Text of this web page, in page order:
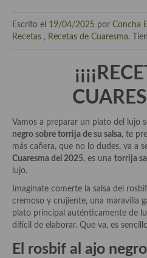
En la mesa: menaje, vajilla,
Historia de la gastronomía,
historias culinarias y otras cosas
Origen y evolución de la comida
Protocolo y buenas maneras.
Ocio – restaurantes, bares,
Viajes eno-gastro-turísticos
En El Candelero
Las opiniones de la «Cocinera»
Escrito el 19/04/2025 por Concha
Recetas , Recetas de Cuaresma.
Vamos a preparar un plato del lujo
negro sobre torrija de su salsa, te
más cañera, que no lo dudes, va a
Cuaresma del 2025, es una torrija
lujo.
Imagínate comerte la salsa del
cremoso y crujiente, una maravilla
plato principal auténticamente de
difícil de elaborar. Que va, es
El rosbif al ajo